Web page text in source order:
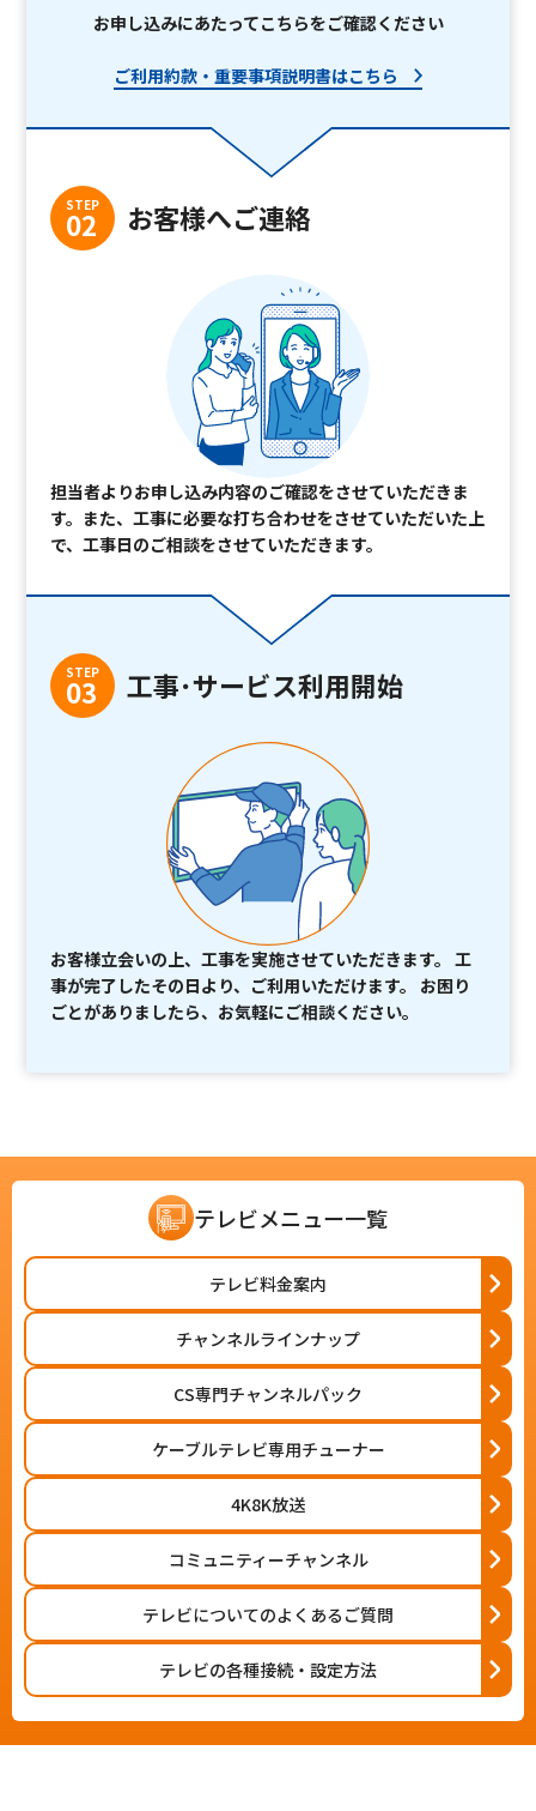
お申し込みにあたってこちらをご確認ください
ご利用約款・重要事項説明書はこちら
STEP
02 お客様へご連絡
担当者よりお申し込み内容のご確認をさせていただきま
す。また、工事に必要な打ち合わせをさせていただいた上
で、工事日のご相談をさせていただきます。
STEP
03 工事･サービス利用開始
お客様立会いの上、工事を実施させていただきます。 工
事が完了したその日より、ご利用いただけます。 お困り
ごとがありましたら、お気軽にご相談ください。
テレビメニュー一覧
テレビ料金案内
チャンネルラインナップ
CS専門チャンネルパック
ケーブルテレビ専用チューナー
4K8K放送
コミュニティーチャンネル
テレビについてのよくあるご質問
テレビの各種接続・設定方法